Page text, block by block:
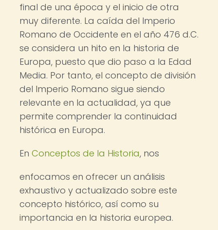
final de una época y el inicio de otra
muy diferente. La caída del Imperio
Romano de Occidente en el año 476 d.C.
se considera un hito en la historia de
Europa, puesto que dio paso a la Edad
Media. Por tanto, el concepto de división
del Imperio Romano sigue siendo
relevante en la actualidad, ya que
permite comprender la continuidad
histórica en Europa.
En Conceptos de la Historia, nos
enfocamos en ofrecer un análisis
exhaustivo y actualizado sobre este
concepto histórico, así como su
importancia en la historia europea.